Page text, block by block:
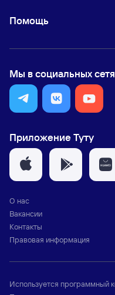
Помощь
Мы в социальных
Приложение Туту
О нас
Вакансии
Контакты
Правовая информация
Используется программный